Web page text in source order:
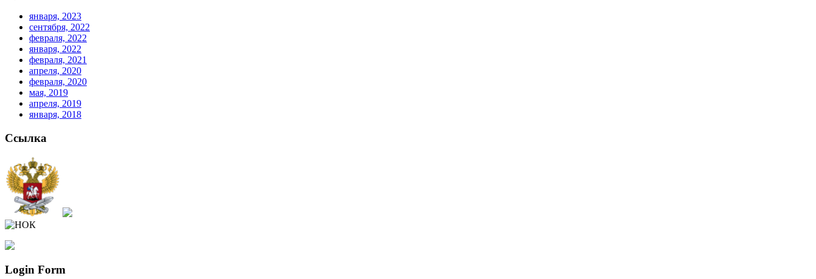
января, 2023
сентября, 2022
февраля, 2022
января, 2022
февраля, 2021
апреля, 2020
февраля, 2020
мая, 2019
апреля, 2019
января, 2018
Ссылка
Login Form